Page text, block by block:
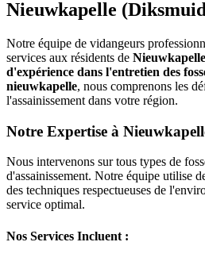
Nieuwkapelle
Notre équipe de vidangeurs
services aux résidents de Nieuwkapelle
d'expérience dans l'entretien des
nieuwkapelle, nous comprenons les
l'assainissement dans votre région.
Notre Expertise à
Nous intervenons sur tous types de
d'assainissement. Notre équipe utilise
des techniques respectueuses de
service optimal.
Nos Services Incluent :